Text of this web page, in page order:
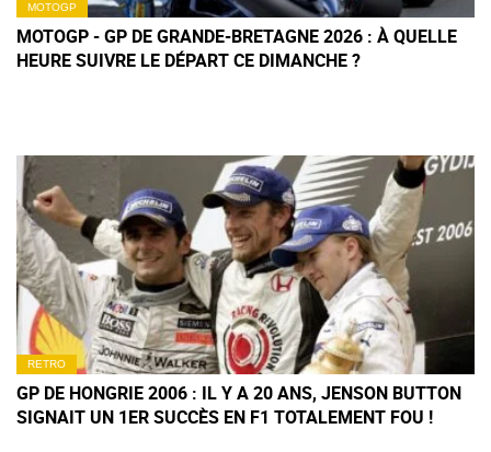
MOTOGP
MOTOGP - GP DE GRANDE-BRETAGNE 2026 : À QUELLE
HEURE SUIVRE LE DÉPART CE DIMANCHE ?
RETRO
GP DE HONGRIE 2006 : IL Y A 20 ANS, JENSON BUTTON
SIGNAIT UN 1ER SUCCÈS EN F1 TOTALEMENT FOU !